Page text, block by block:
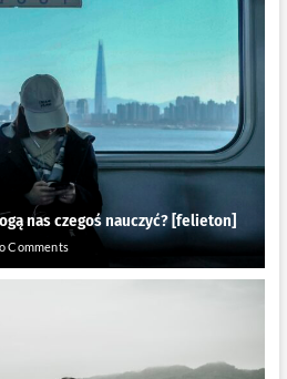
nas czegoś nauczyć? [felieton]
Comments